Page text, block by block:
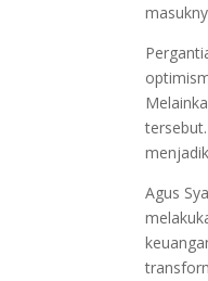
Agus